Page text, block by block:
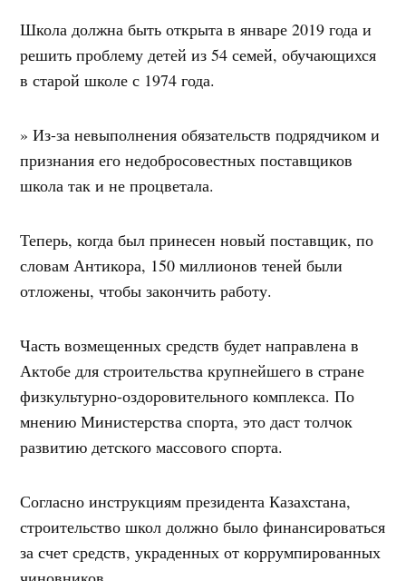
Школа должна быть открыта в январе 2019 года и
решить проблему детей из 54 семей, обучающихся
в старой школе с 1974 года.
» Из-за невыполнения обязательств подрядчиком и
признания его недобросовестных поставщиков
школа так и не процветала.
Теперь, когда был принесен новый поставщик, по
словам Антикора, 150 миллионов теней были
отложены, чтобы закончить работу.
Часть возмещенных средств будет направлена в
Актобе для строительства крупнейшего в стране
физкультурно-оздоровительного комплекса. По
мнению Министерства спорта, это даст толчок
развитию детского массового спорта.
Согласно инструкциям президента Казахстана,
строительство школ должно было финансироваться
за счет средств, украденных от коррумпированных